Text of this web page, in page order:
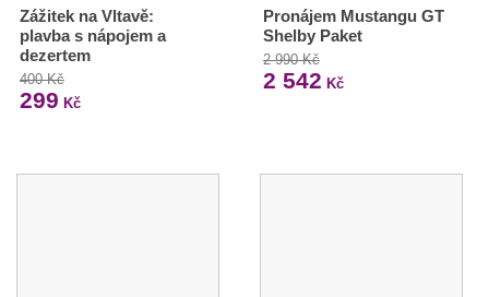
Zážitek na Vltavě:
plavba s nápojem a
dezertem
400 Kč
299 Kč
Pronájem Mustangu GT
Shelby Paket
2 990 Kč
2 542 Kč